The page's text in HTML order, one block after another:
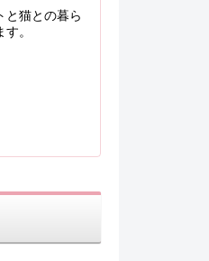
と猫との暮ら
。